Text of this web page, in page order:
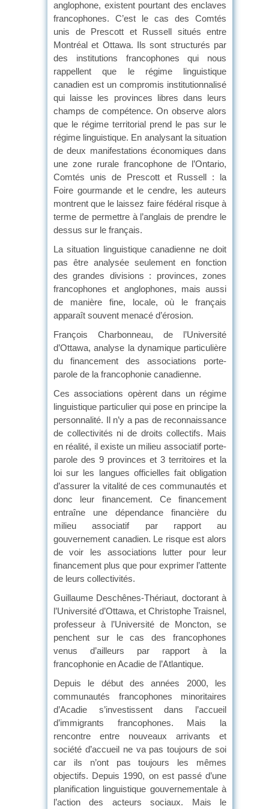
anglophone, existent pourtant des enclaves
francophones. C’est le cas des Comtés
unis de Prescott et Russell situés entre
Montréal et Ottawa. Ils sont structurés par
des institutions francophones qui nous
rappellent que le régime linguistique
canadien est un compromis institutionnalisé
qui laisse les provinces libres dans leurs
champs de compétence. On observe alors
que le régime territorial prend le pas sur le
régime linguistique. En analysant la situation
de deux manifestations économiques dans
une zone rurale francophone de l’Ontario,
Comtés unis de Prescott et Russell : la
Foire gourmande et le cendre, les auteurs
montrent que le laissez faire fédéral risque à
terme de permettre à l’anglais de prendre le
dessus sur le français.
La situation linguistique canadienne ne doit
pas être analysée seulement en fonction
des grandes divisions : provinces, zones
francophones et anglophones, mais aussi
de manière fine, locale, où le français
apparaît souvent menacé d’érosion.
François Charbonneau, de l’Université
d’Ottawa, analyse la dynamique particulière
du financement des associations porte-
parole de la francophonie canadienne.
Ces associations opèrent dans un régime
linguistique particulier qui pose en principe la
personnalité. Il n’y a pas de reconnaissance
de collectivités ni de droits collectifs. Mais
en réalité, il existe un milieu associatif porte-
parole des 9 provinces et 3 territoires et la
loi sur les langues officielles fait obligation
d’assurer la vitalité de ces communautés et
donc leur financement. Ce financement
entraîne une dépendance financière du
milieu associatif par rapport au
gouvernement canadien. Le risque est alors
de voir les associations lutter pour leur
financement plus que pour exprimer l’attente
de leurs collectivités.
Guillaume Deschênes-Thériaut, doctorant à
l’Université d’Ottawa, et Christophe Traisnel,
professeur à l’Université de Moncton, se
penchent sur le cas des francophones
venus d’ailleurs par rapport à la
francophonie en Acadie de l’Atlantique.
Depuis le début des années 2000, les
communautés francophones minoritaires
d’Acadie s’investissent dans l’accueil
d’immigrants francophones. Mais la
rencontre entre nouveaux arrivants et
société d’accueil ne va pas toujours de soi
car ils n’ont pas toujours les mêmes
objectifs. Depuis 1990, on est passé d’une
planification linguistique gouvernementale à
l’action des acteurs sociaux. Mais le